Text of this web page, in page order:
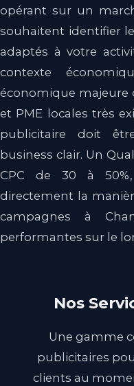
opérant sur un
souhaitent identifier
adaptés à votre
contexte
économique majeure
et PME locales très
publicitaire doit
business clair. Un
CPC de 30 à
directement la
campagnes à
performantes sur le
Nos
Une gamme
publicitaires
clients au